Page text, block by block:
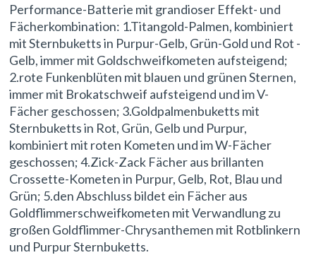
Performance-Batterie mit grandioser Effekt- und
Fächerkombination: 1.Titangold-Palmen, kombiniert
mit Sternbuketts in Purpur-Gelb, Grün-Gold und Rot -
Gelb, immer mit Goldschweifkometen aufsteigend;
2.rote Funkenblüten mit blauen und grünen Sternen,
immer mit Brokatschweif aufsteigend und im V-
Fächer geschossen; 3.Goldpalmenbuketts mit
Sternbuketts in Rot, Grün, Gelb und Purpur,
kombiniert mit roten Kometen und im W-Fächer
geschossen; 4.Zick-Zack Fächer aus brillanten
Crossette-Kometen in Purpur, Gelb, Rot, Blau und
Grün; 5.den Abschluss bildet ein Fächer aus
Goldflimmerschweifkometen mit Verwandlung zu
großen Goldflimmer-Chrysanthemen mit Rotblinkern
und Purpur Sternbuketts.